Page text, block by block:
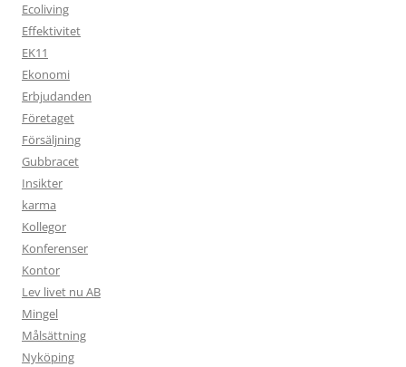
Ecoliving
Effektivitet
EK11
Ekonomi
Erbjudanden
Företaget
Försäljning
Gubbracet
Insikter
karma
Kollegor
Konferenser
Kontor
Lev livet nu AB
Mingel
Målsättning
Nyköping